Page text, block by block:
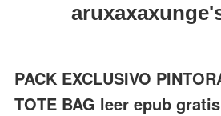
PACK EXCLUSIVO
TOTE BAG leer epub gratis